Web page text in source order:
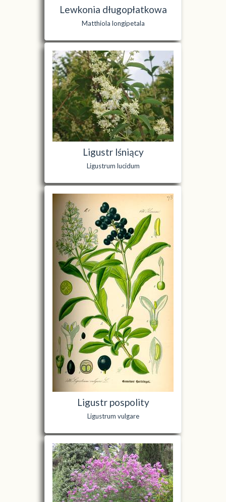
Lewkonia długopłatkowa
Matthiola longipetala
Ligustr lśniący
Ligustrum lucidum
Ligustr pospolity
Ligustrum vulgare